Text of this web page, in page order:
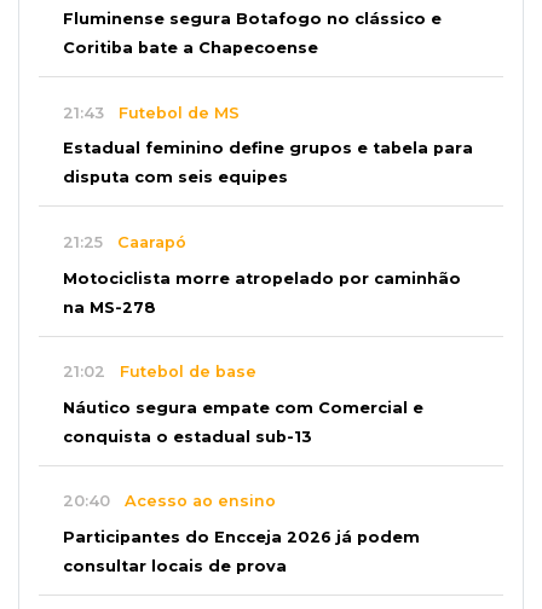
Fluminense segura Botafogo no clássico e
Coritiba bate a Chapecoense
21:43 Futebol de MS
Estadual feminino define grupos e tabela para
disputa com seis equipes
21:25 Caarapó
Motociclista morre atropelado por caminhão
na MS-278
21:02 Futebol de base
Náutico segura empate com Comercial e
conquista o estadual sub-13
20:40 Acesso ao ensino
Participantes do Encceja 2026 já podem
consultar locais de prova